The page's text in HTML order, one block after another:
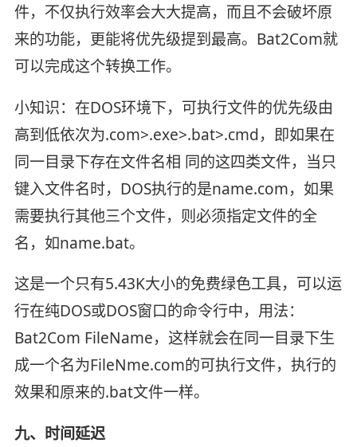
件，不仅执行效率会大大提高，而且不会破坏原
来的功能，更能将优先级提到最高。Bat2Com就
可以完成这个转换工作。
小知识：在DOS环境下，可执行文件的优先级由
高到低依次为.com>.exe>.bat>.cmd，即如果在
同一目录下存在文件名相 同的这四类文件，当只
键入文件名时，DOS执行的是name.com，如果
需要执行其他三个文件，则必须指定文件的全
名，如name.bat。
这是一个只有5.43K大小的免费绿色工具，可以运
行在纯DOS或DOS窗口的命令行中，用法：
Bat2Com FileName，这样就会在同一目录下生
成一个名为FileNme.com的可执行文件，执行的
效果和原来的.bat文件一样。
九、时间延迟